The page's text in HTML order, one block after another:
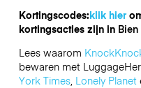
Kortingscodes:klik hier
kortingsacties zijn in
Lees waarom
bewaren met
York Times, Lonely Planet